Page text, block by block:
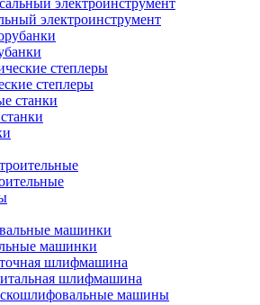
электроинструмент
степлеры
машинки
шлифмашина
шлифмашина
машины